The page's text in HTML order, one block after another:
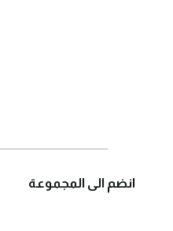
انضم الى المجموعة